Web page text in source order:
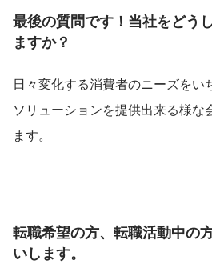
最後の質問です！当社をどう
ますか？
日々変化する消費者のニーズをい
ソリューションを提供出来る様な
ます。
転職希望の方、転職活動中の
いします。